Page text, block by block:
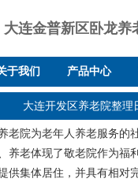
大连金普新区卧龙养
于我们 产品中心
大连开发区养老院整理
老院为老年人养老服务的
养老体现了敬老院作为福
供集体居住，并具有相对